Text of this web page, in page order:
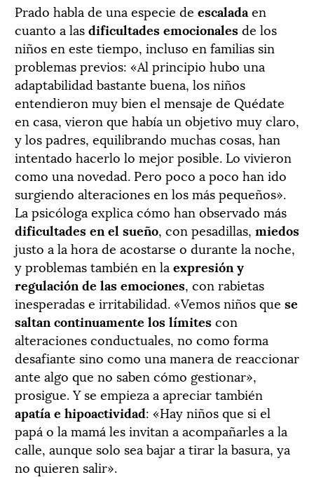
Prado habla de una especie de escalada en
cuanto a lasdificultades emocionalesde los
niños en este tiempo, incluso en familias sin
problemas previos: «Al principio hubo una
adaptabilidad bastante buena, los niños
entendieron muy bien el mensaje de Quédate
en casa, vieron que había un objetivo muy claro,
y los padres, equilibrando muchas cosas, han
intentado hacerlo lo mejor posible. Lo vivieron
como una novedad. Pero poco a poco han ido
surgiendo alteraciones en los más pequeños».
La psicóloga explica cómo han observado más
dificultades en el sueño, con pesadillas, miedos
justo a la hora de acostarse o durante la noche,
y problemas también en la expresión y
regulación de las emociones, con rabietas
inesperadas e irritabilidad. «Vemos niños que se
saltan continuamente los límitescon
alteraciones conductuales, no como forma
desafiante sino como una manera de reaccionar
ante algo que no saben cómo gestionar»,
prosigue. Y se empieza a apreciar también
apatía e hipoactividad: «Hay niños que si el
papá o la mamá les invitan a acompañarles a la
calle, aunque solo sea bajar a tirar la basura, ya
no quieren salir».